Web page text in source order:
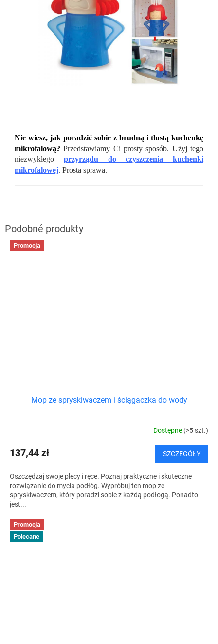
Nie wiesz, jak poradzić sobie z brudną i tłustą kuchenkę
mikrofalową? Przedstawiamy Ci prosty sposób. Użyj tego
niezwykłego przyrządu do czyszczenia kuchenki
mikrofalowej. Prosta sprawa.
Promocja
Mop ze spryskiwaczem i ściągaczka do wody
Dostępne (>5 szt.)
137,44 zł SZCZEGÓŁY
Oszczędzaj swoje plecy i ręce. Poznaj praktyczne i skuteczne
rozwiązanie do mycia podłóg. Wypróbuj ten mop ze
spryskiwaczem, który poradzi sobie z każdą podłogą. Ponadto
jest...
Promocja
Polecane